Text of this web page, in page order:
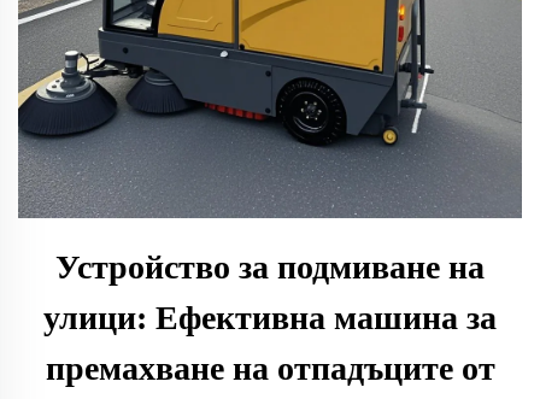
Устройство за подмиване на
улици: Ефективна машина за
премахване на отпадъците от